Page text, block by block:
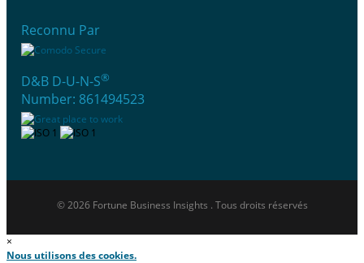
Reconnu Par
D&B D-U-N-S®
Number: 861494523
© 2026 Fortune Business Insights . Tous droits réservés
×
Nous utilisons des cookies.